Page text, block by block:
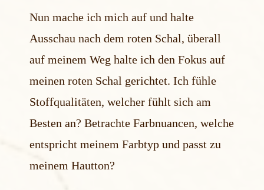
Nun mache ich mich auf und halte
Ausschau nach dem roten Schal, überall
auf meinem Weg halte ich den Fokus auf
meinen roten Schal gerichtet. Ich fühle
Stoffqualitäten, welcher fühlt sich am
Besten an? Betrachte Farbnuancen, welche
entspricht meinem Farbtyp und passt zu
meinem Hautton?